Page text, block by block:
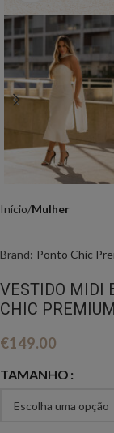
Início Mulher
Brand: Ponto Chic
VESTIDO MIDI
CHIC PREMIUM
€149.00
TAMANHO